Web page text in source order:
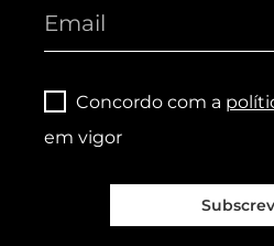
Concordo com a
em vigor